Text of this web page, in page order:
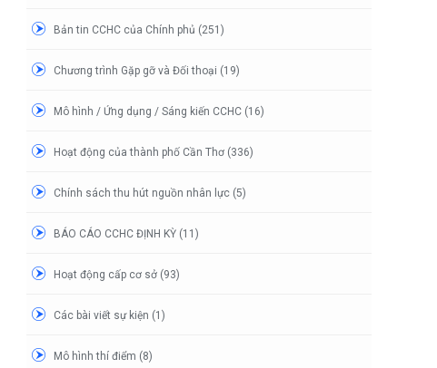
Bản tin CCHC của Chính phủ (251)
Chương trình Gặp gỡ và Đối thoại (19)
Mô hình / Ứng dụng / Sáng kiến CCHC (16)
Hoạt động của thành phố Cần Thơ (336)
Chính sách thu hút nguồn nhân lực (5)
BÁO CÁO CCHC ĐỊNH KỲ (11)
Hoạt động cấp cơ sở (93)
Các bài viết sự kiện (1)
Mô hình thí điểm (8)